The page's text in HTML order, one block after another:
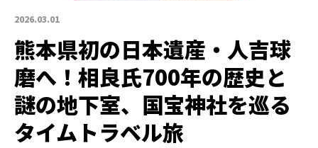
2026.03.01
熊本県初の日本遺産・人吉球
磨へ！相良氏700年の歴史と
謎の地下室、国宝神社を巡る
タイムトラベル旅